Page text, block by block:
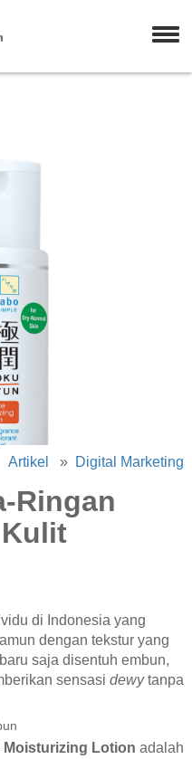
Artikel » Digital Marketing
Ringan
di Indonesia yang
dengan tekstur yang
saja disentuh embun,
sensasi dewytanpa
Moisturizing Lotion adalah